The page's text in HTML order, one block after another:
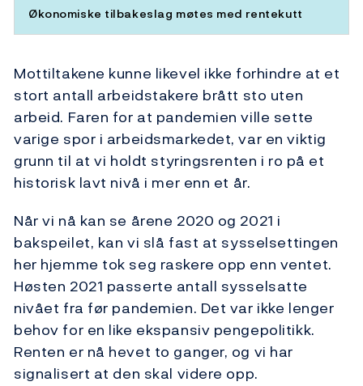
Økonomiske tilbakeslag møtes med rentekutt
Mottiltakene kunne likevel ikke forhindre at et
stort antall arbeidstakere brått sto uten
arbeid. Faren for at pandemien ville sette
varige spor i arbeidsmarkedet, var en viktig
grunn til at vi holdt styringsrenten i ro på et
historisk lavt nivå i mer enn et år.
Når vi nå kan se årene 2020 og 2021 i
bakspeilet, kan vi slå fast at sysselsettingen
her hjemme tok seg raskere opp enn ventet.
Høsten 2021 passerte antall sysselsatte
nivået fra før pandemien. Det var ikke lenger
behov for en like ekspansiv pengepolitikk.
Renten er nå hevet to ganger, og vi har
signalisert at den skal videre opp.